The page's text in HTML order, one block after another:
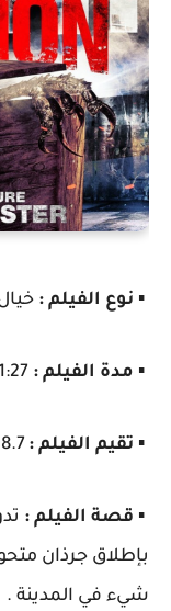
▪️ نوع الفيلم :
▪️ مدة الفيلم :
▪️ تقيم الفيلم :
▪️ قصة الفيلم :
بإطلاق جرذان
شيء في المدينة .